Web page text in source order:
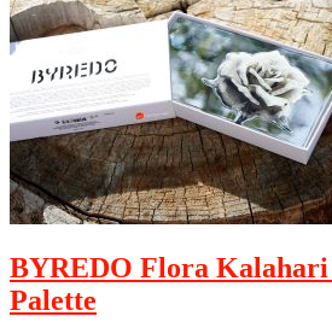
BYREDO Flora Kalahari
Palette